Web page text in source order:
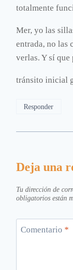
totalmente
Mer, yo las
entrada, no las
verlas. Y sí que
tránsito inicial
Responder
Deja una
Tu dirección de
obligatorios están
Comentario *